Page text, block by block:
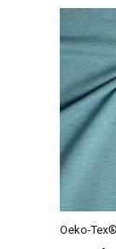
Oeko-Tex®